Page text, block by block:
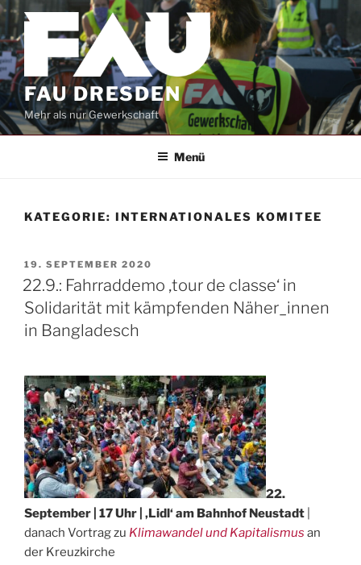
Zum
Inhalt
springen
FAU DRESDEN
Mehr als nur Gewerkschaft
Menü
KATEGORIE: INTERNATIONALES KOMITEE
VERÖFFENTLICHT
AM
19. SEPTEMBER 2020
22.9.: Fahrraddemo ‚tour de classe‘ in
Solidarität mit kämpfenden Näher_innen
in Bangladesch
22.
September | 17 Uhr | ‚Lidl‘ am Bahnhof Neustadt
danach Vortrag zu Klimawandelund Kapitalismus an
der Kreuzkirche